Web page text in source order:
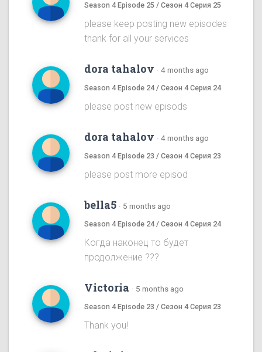
Season 4 Episode 25 / Сезон 4 Серия 25
please keep posting new episodes
thank for all your services
dora tahalov · 4 months ago
Season 4 Episode 24 / Сезон 4 Серия 24
please post new episods
dora tahalov · 4 months ago
Season 4 Episode 23 / Сезон 4 Серия 23
please post more episod
bella5 · 5 months ago
Season 4 Episode 24 / Сезон 4 Серия 24
Когда наконец то будет
продолжение ???
Victoria · 5 months ago
Season 4 Episode 23 / Сезон 4 Серия 23
Thank you!